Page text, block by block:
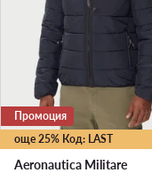
още 25% Код: LAST
Промоция
Aeronautica Militare